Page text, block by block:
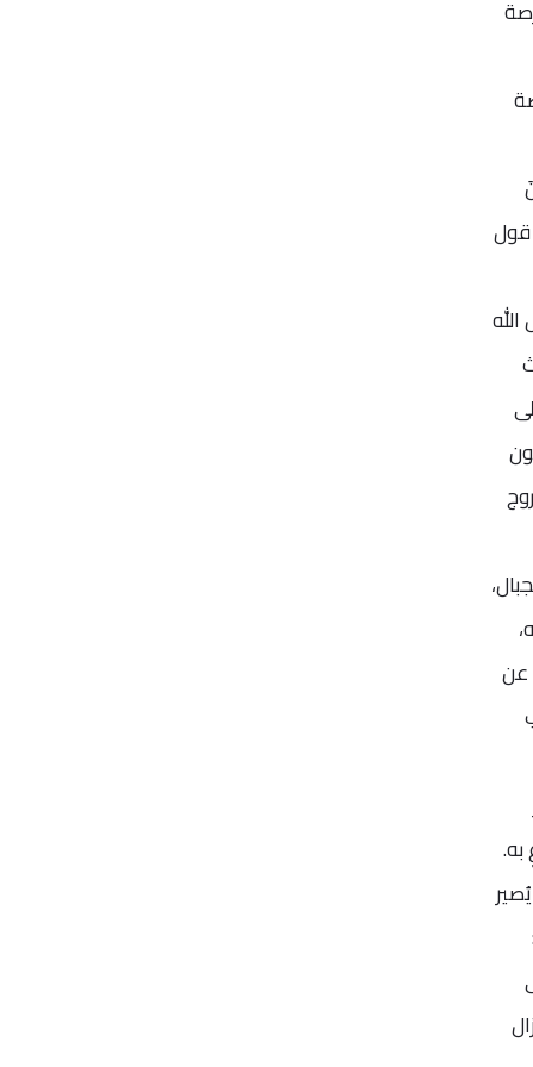
الله تعالى: (وَلَا تُلْقُوا بِأَيْدِيكُمْ إِلَى التَّهْلُكَةِ) سورة البقرة، الآية 195 - قول
عن